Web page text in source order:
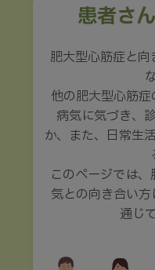
患者さ
肥大型心筋症と
他の肥大型心筋
病気に気づき、
か、また、日常生
このページでは
気との向き合い
通じ